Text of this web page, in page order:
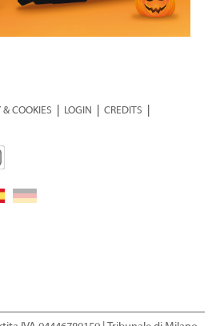
& COOKIES LOGIN |CREDITS